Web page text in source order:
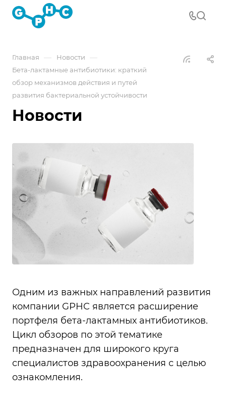
Главная — Новости —
Бета-лактамные антибиотики: краткий
обзор механизмов действия и путей
развития бактериальной устойчивости
Новости
Одним из важных направлений развития
компании GPHC является расширение
портфеля бета-лактамных антибиотиков.
Цикл обзоров по этой тематике
предназначен для широкого круга
специалистов здравоохранения с целью
ознакомления.